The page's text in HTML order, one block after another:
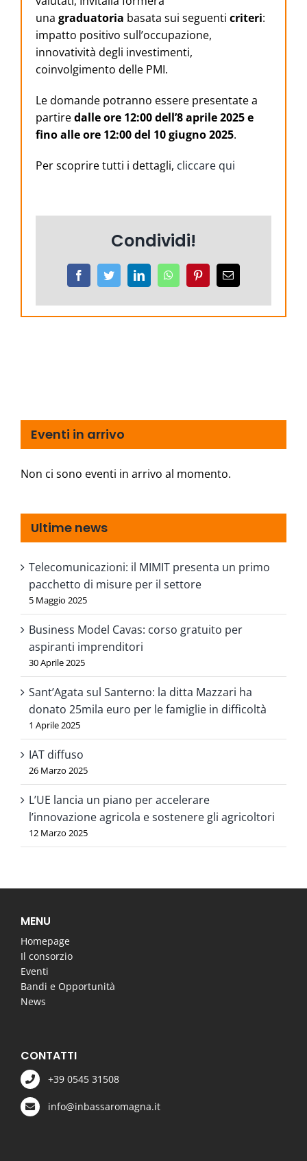
una graduatoria basata sui seguenti criteri:
impatto positivo sull’occupazione,
innovatività degli investimenti,
coinvolgimento delle PMI.
Le domande potranno essere presentate a
partiredalle ore 12:00 dell’8 aprile 2025 e
fino alle ore 12:00 del 10 giugno 2025.
Per scoprire tutti i dettagli, cliccare qui
Condividi!
FacebookTwitterLinkedInWhatsAppPinterestEmail
Eventi in arrivo
Non ci sono eventi in arrivo al momento.
Ultime news
Telecomunicazioni: il MIMIT presenta un primo
pacchetto di misure per il settore
5 Maggio 2025
Business Model Cavas: corso gratuito per
aspiranti imprenditori
30 Aprile 2025
Sant’Agata sul Santerno: la ditta Mazzari ha
donato 25mila euro per le famiglie in difficoltà
1 Aprile 2025
IAT diffuso
26 Marzo 2025
L’UE lancia un piano per accelerare
l’innovazione agricola e sostenere gli agricoltori
12 Marzo 2025
MENU
Homepage
Il consorzio
Eventi
Bandi e Opportunità
News
CONTATTI
+39 0545 31508
info@inbassaromagna.it